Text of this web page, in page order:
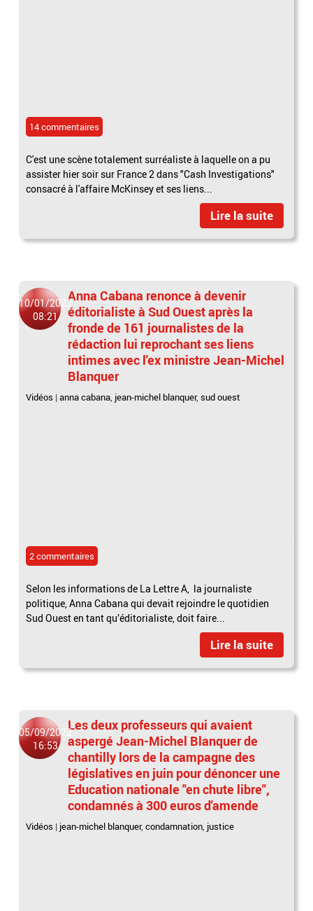
14 commentaires
C'est une scène totalement surréaliste à laquelle on a pu
assister hier soir sur France 2 dans "Cash Investigations"
consacré à l'affaire McKinsey et ses liens...
Lire la suite
10/01/2023
08:21
Anna Cabana renonce à devenir
éditorialiste à Sud Ouest après la
fronde de 161 journalistes de la
rédaction lui reprochant ses liens
intimes avec l'ex ministre Jean-Michel
Blanquer
Vidéos |anna cabana, jean-michel blanquer,sud ouest
2 commentaires
Selon les informations de La Lettre A, la journaliste
politique, Anna Cabana qui devait rejoindre le quotidien
Sud Ouest en tant qu’éditorialiste, doit faire...
Lire la suite
05/09/2022
16:53
Les deux professeurs qui avaient
aspergé Jean-Michel Blanquer de
chantilly lors de la campagne des
législatives en juin pour dénoncer une
Education nationale "en chute libre",
condamnés à 300 euros d'amende
Vidéos | jean-michel blanquer,condamnation, justice